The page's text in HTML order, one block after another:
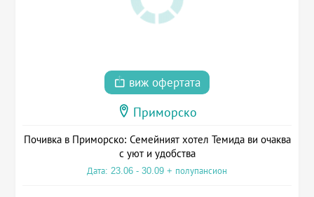
виж офертата
Приморско
Почивка в Приморско: Семейният хотел Темида ви очаква
с уют и удобства
Дата: 23.06 - 30.09 + полупансион